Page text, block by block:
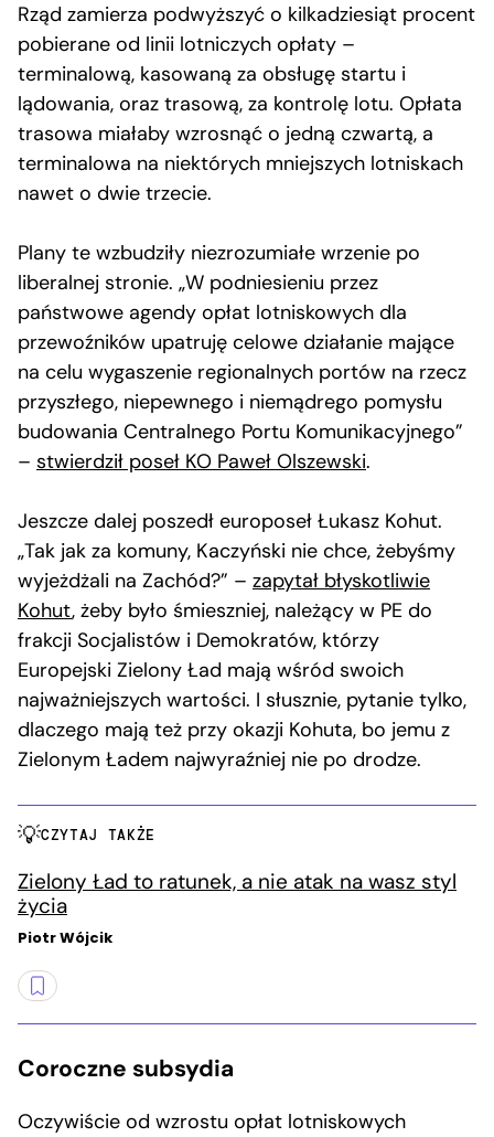
Rząd zamierza podwyższyć o kilkadziesiąt procent
pobierane od linii lotniczych opłaty –
terminalową, kasowaną za obsługę startu i
lądowania, oraz trasową, za kontrolę lotu. Opłata
trasowa miałaby wzrosnąć o jedną czwartą, a
terminalowa na niektórych mniejszych lotniskach
nawet o dwie trzecie.
Plany te wzbudziły niezrozumiałe wrzenie po
liberalnej stronie. „W podniesieniu przez
państwowe agendy opłat lotniskowych dla
przewoźników upatruję celowe działanie mające
na celu wygaszenie regionalnych portów na rzecz
przyszłego, niepewnego i niemądrego pomysłu
budowania Centralnego Portu Komunikacyjnego”
– stwierdził poseł KO Paweł Olszewski.
Jeszcze dalej poszedł europoseł Łukasz Kohut.
„Tak jak za komuny, Kaczyński nie chce, żebyśmy
wyjeżdżali na Zachód?” – zapytał błyskotliwie
Kohut, żeby było śmieszniej, należący w PE do
frakcji Socjalistów i Demokratów, którzy
Europejski Zielony Ład mają wśród swoich
najważniejszych wartości. I słusznie, pytanie tylko,
dlaczego mają też przy okazji Kohuta, bo jemu z
Zielonym Ładem najwyraźniej nie po drodze.
CZYTAJ TAKŻE
Zielony Ład to ratunek, a nie atak na wasz styl
życia
Piotr Wójcik
Coroczne subsydia
Oczywiście od wzrostu opłat lotniskowych